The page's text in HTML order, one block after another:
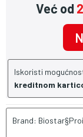
Već od
Iskoristi
kreditnom
Brand: